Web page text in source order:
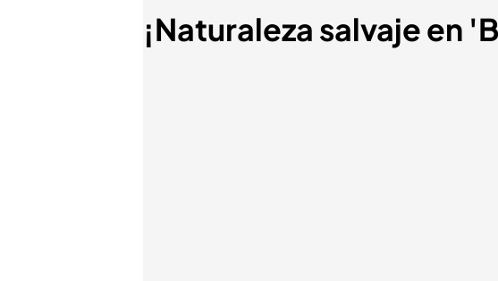
¡Naturaleza salvaje en